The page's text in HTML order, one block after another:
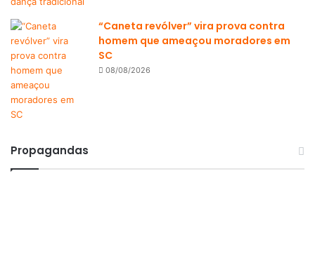
“Caneta revólver” vira prova contra
homem que ameaçou moradores em
SC
08/08/2026
Propagandas